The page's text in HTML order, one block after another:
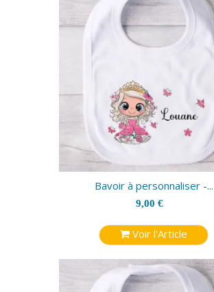
Bavoir à personnaliser -...
9,00 €
Voir l'Article